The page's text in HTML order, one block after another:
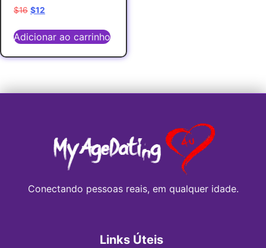
$16 $12
Adicionar ao carrinho
Conectando pessoas reais, em qualquer idade.
Links Úteis